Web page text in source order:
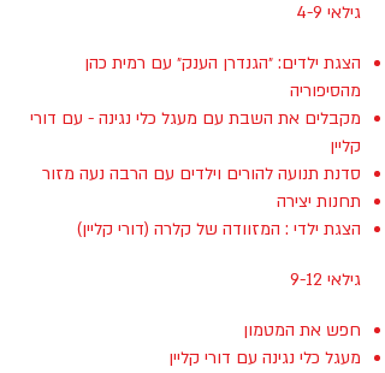
גילאי 4-9
הצגת ילדים: ״הגנדרן הענק״ עם רמית כהן
מהסיפוריה
מקבלים את השבת עם מעגל כלי נגינה - עם דורי
קליין
סדנת תנועה להורים וילדים עם הרבה נעה מזור
תחנות יצירה
הצגת ילדי : המזוודה של קלרה (דורי קליין)
גילאי 9-12
חפש את המטמון
מעגל כלי נגינה עם דורי קליין